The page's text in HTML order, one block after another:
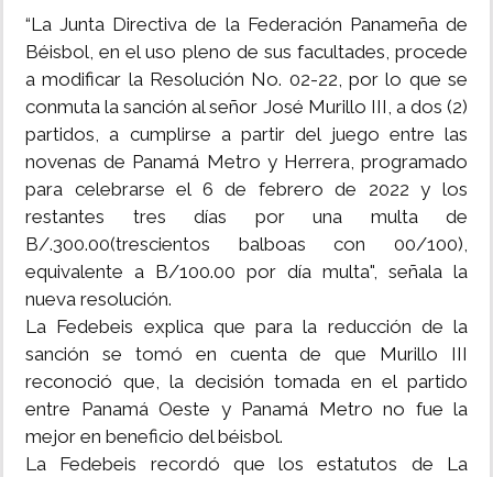
“La Junta Directiva de la Federación Panameña de
Béisbol, en el uso pleno de sus facultades, procede
a modificar la Resolución No. 02-22, por lo que se
conmuta la sanción al señor José Murillo III, a dos (2)
partidos, a cumplirse a partir del juego entre las
novenas de Panamá Metro y Herrera, programado
para celebrarse el 6 de febrero de 2022 y los
restantes tres días por una multa de
B/.300.00(trescientos balboas con 00/100),
equivalente a B/100.00 por día multa", señala la
nueva resolución.
La Fedebeis explica que para la reducción de la
sanción se tomó en cuenta de que Murillo III
reconoció que, la decisión tomada en el partido
entre Panamá Oeste y Panamá Metro no fue la
mejor en beneficio del béisbol.
La Fedebeis recordó que los estatutos de La